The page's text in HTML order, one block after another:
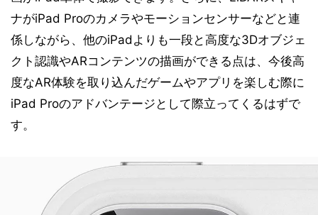
ナがiPad Proのカメラやモーションセンサーなどと連
係しながら、他のiPadよりも一段と高度な3Dオブジェ
クト認識やARコンテンツの描画ができる点は、今後高
度なAR体験を取り込んだゲームやアプリを楽しむ際に
iPad Proのアドバンテージとして際立ってくるはずで
す。